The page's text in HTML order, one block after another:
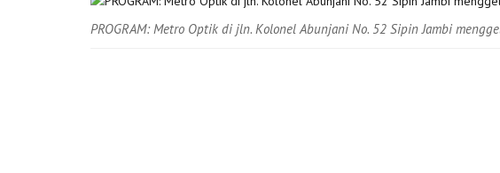
PROGRAM: Metro Optik di jln. Kolonel Abunjani No. 52 Sipin Jambi